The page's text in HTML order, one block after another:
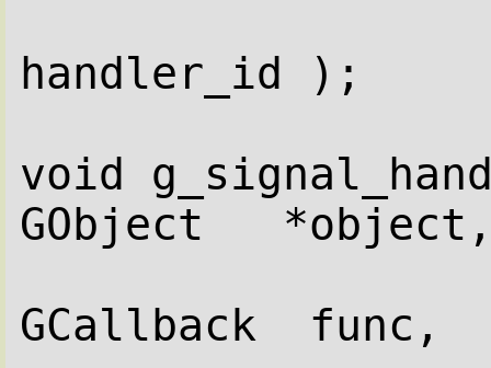
handler_id );
void
GObject
GCallback  func,